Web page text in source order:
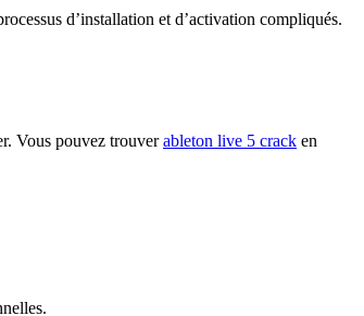
d’installation et d’activation compliqués.
Vous pouvez trouverableton live 5 crack en